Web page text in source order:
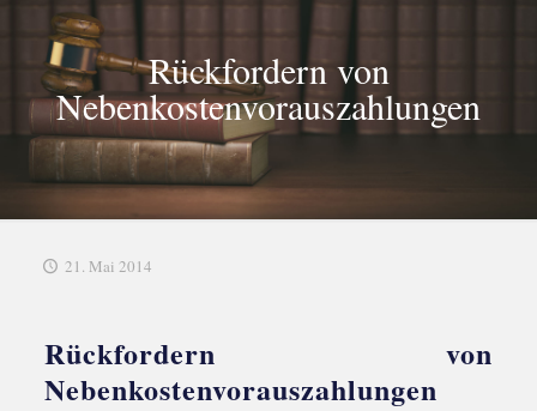
Rückfordern von
Nebenkostenvorauszahlungen
21. Mai 2014
Rückfordern von
Nebenkostenvorauszahlungen